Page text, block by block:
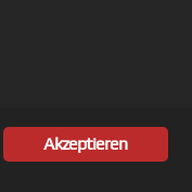
Unterhaching
Akzeptieren